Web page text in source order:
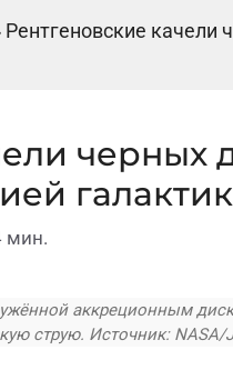
Рентгеновские качели
черных
галактик
мин.
аккреционным
струю. Источник: NASA/